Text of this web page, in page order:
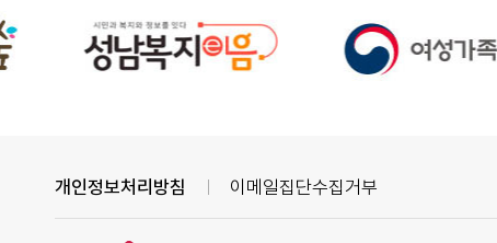
개인정보처리방침 이메일집단수집거부